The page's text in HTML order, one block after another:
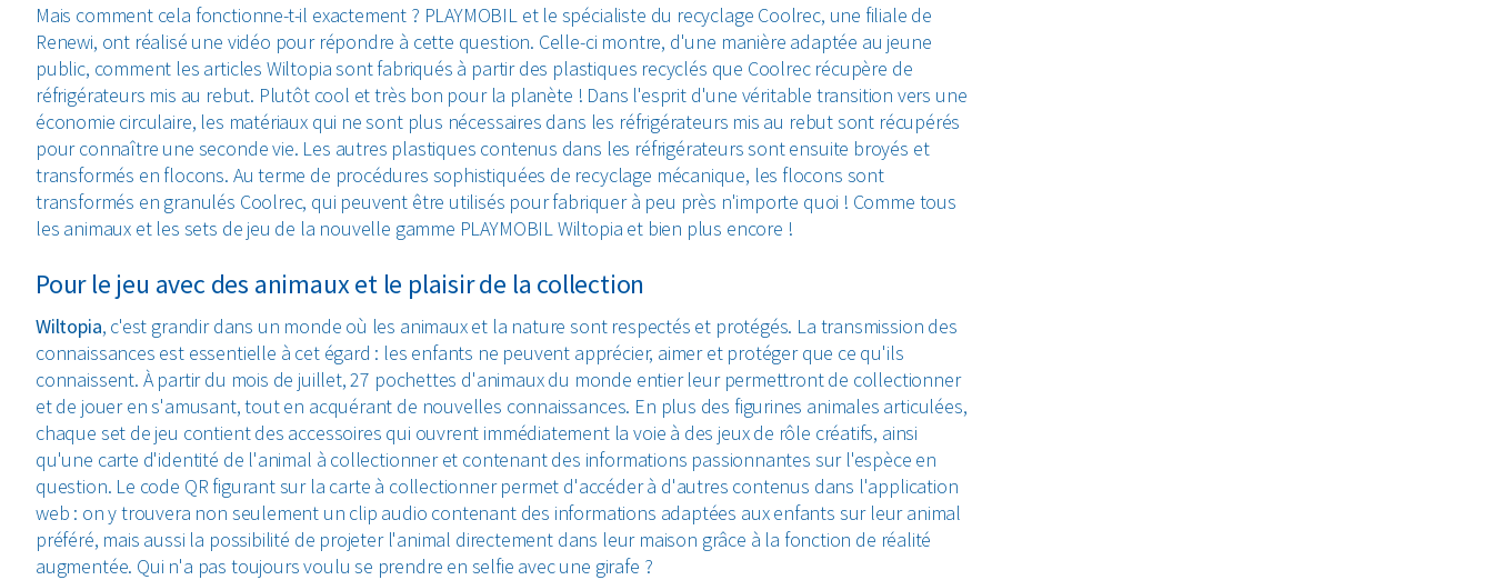
Mais comment cela fonctionne-t-il exactement ? PLAYMOBIL et le spécialiste du recyclage Coolrec, une filiale de
Renewi, ont réalisé une vidéo pour répondre à cette question. Celle-ci montre, d'une manière adaptée au jeune
public, comment les articles Wiltopia sont fabriqués à partir des plastiques recyclés que Coolrec récupère de
réfrigérateurs mis au rebut. Plutôt cool et très bon pour la planète ! Dans l'esprit d'une véritable transition vers une
économie circulaire, les matériaux qui ne sont plus nécessaires dans les réfrigérateurs mis au rebut sont récupérés
pour connaître une seconde vie. Les autres plastiques contenus dans les réfrigérateurs sont ensuite broyés et
transformés en flocons. Au terme de procédures sophistiquées de recyclage mécanique, les flocons sont
transformés en granulés Coolrec, qui peuvent être utilisés pour fabriquer à peu près n'importe quoi ! Comme tous
les animaux et les sets de jeu de la nouvelle gamme PLAYMOBIL Wiltopia et bien plus encore !
Pour le jeu avec des animaux et le plaisir de la collection
Wiltopia, c'est grandir dans un monde où les animaux et la nature sont respectés et protégés. La transmission des
connaissances est essentielle à cet égard : les enfants ne peuvent apprécier, aimer et protéger que ce qu'ils
connaissent. À partir du mois de juillet, 27 pochettes d'animaux du monde entier leur permettront de collectionner
et de jouer en s'amusant, tout en acquérant de nouvelles connaissances. En plus des figurines animales articulées,
chaque set de jeu contient des accessoires qui ouvrent immédiatement la voie à des jeux de rôle créatifs, ainsi
qu'une carte d'identité de l'animal à collectionner et contenant des informations passionnantes sur l'espèce en
question. Le code QR figurant sur la carte à collectionner permet d'accéder à d'autres contenus dans l'application
web : on y trouvera non seulement un clip audio contenant des informations adaptées aux enfants sur leur animal
préféré, mais aussi la possibilité de projeter l'animal directement dans leur maison grâce à la fonction de réalité
augmentée. Qui n'a pas toujours voulu se prendre en selfie avec une girafe ?